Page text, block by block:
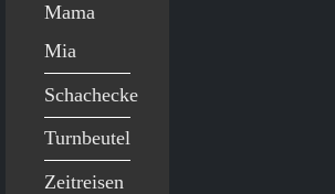
Mama
Mia
Schachecke
Turnbeutel
Zeitreisen